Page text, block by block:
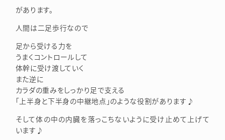
があります。
人間は二足歩行なので
足から受ける力を
うまくコントロールして
体幹に受け渡していく
また逆に
カラダの重みをしっかり足で支える
「上半身と下半身の中継地点」のような役割があります♪
そして体の中の内臓を落っこちないように受け止めて上げて
います♪